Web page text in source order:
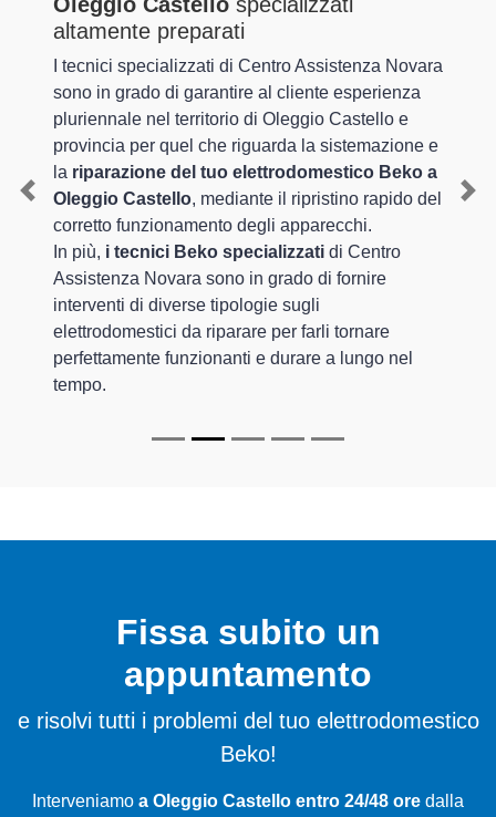
altamente preparati
I tecnici specializzati di Centro Assistenza Novara
sono in grado di garantire al cliente esperienza
pluriennale nel territorio di Oleggio Castello e
provincia per quel che riguarda la sistemazione e
la riparazione del tuo elettrodomestico Beko a
Oleggio Castello, mediante il ripristino rapido del
corretto funzionamento degli apparecchi.
In più, i tecnici Beko specializzati di Centro
Assistenza Novara sono in grado di fornire
interventi di diverse tipologie sugli
elettrodomestici da riparare per farli tornare
perfettamente funzionanti e durare a lungo nel
tempo.
Previous
Fissa subito un
appuntamento
e risolvi tutti i problemi del tuo elettrodomestico
Beko!
Interveniamo a Oleggio Castello entro 24/48 ore dalla